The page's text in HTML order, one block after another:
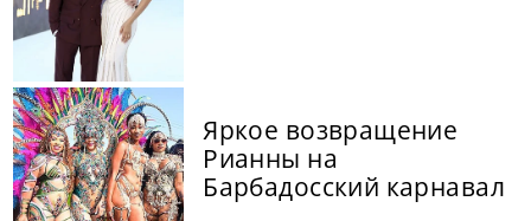
Яркое возвращение
Рианны на
Барбадосский карнавал